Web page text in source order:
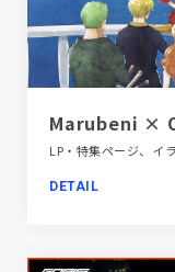
DETAIL